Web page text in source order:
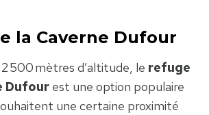
la Caverne Dufour
500 mètres d’altitude, le refuge
Dufour est une option populaire
une certaine proximité